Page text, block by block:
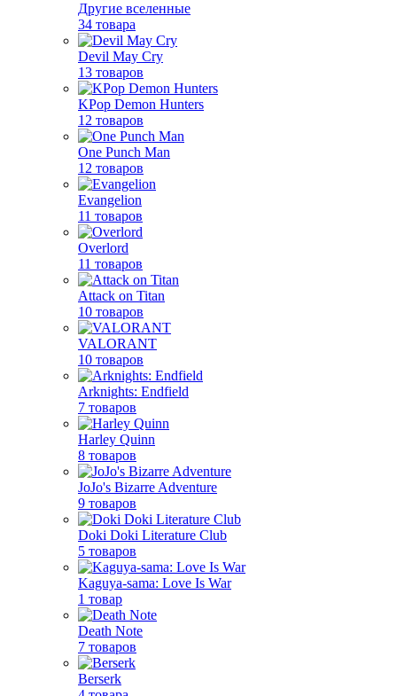
Другие вселенные
34 товара
Devil May Cry
13 товаров
KPop Demon Hunters
12 товаров
One Punch Man
12 товаров
Evangelion
11 товаров
Overlord
11 товаров
Attack on Titan
10 товаров
VALORANT
10 товаров
Arknights: Endfield
7 товаров
Harley Quinn
8 товаров
JoJo's Bizarre Adventure
9 товаров
Doki Doki Literature Club
5 товаров
Kaguya-sama: Love Is War
1 товар
Death Note
7 товаров
Berserk